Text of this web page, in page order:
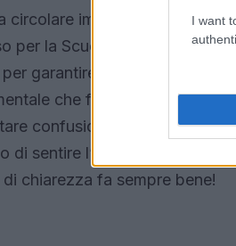
I want
circolare importante è la n.
per la Scuola dell’Infanzia
garantire una migliore
che famiglie e docenti
confusione e garantire una
di sentire l’ansia nei genitori
di chiarezza fa sempre bene!